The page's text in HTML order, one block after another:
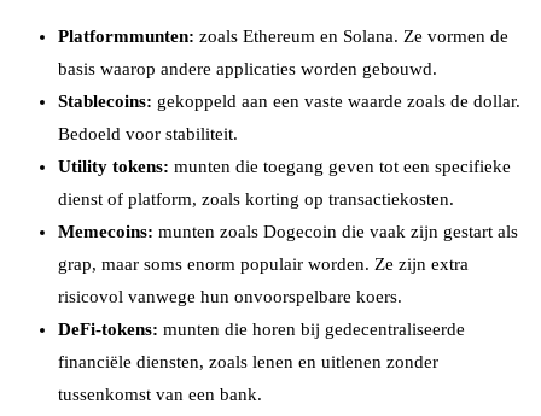
Platformmunten: zoals Ethereum en Solana. Ze vormen de
basis waarop andere applicaties worden gebouwd.
Stablecoins: gekoppeld aan een vaste waarde zoals de dollar.
Bedoeld voor stabiliteit.
Utility tokens: munten die toegang geven tot een specifieke
dienst of platform, zoals korting op transactiekosten.
Memecoins: munten zoals Dogecoin die vaak zijn gestart als
grap, maar soms enorm populair worden. Ze zijn extra
risicovol vanwege hun onvoorspelbare koers.
DeFi-tokens: munten die horen bij gedecentraliseerde
financiële diensten, zoals lenen en uitlenen zonder
tussenkomst van een bank.